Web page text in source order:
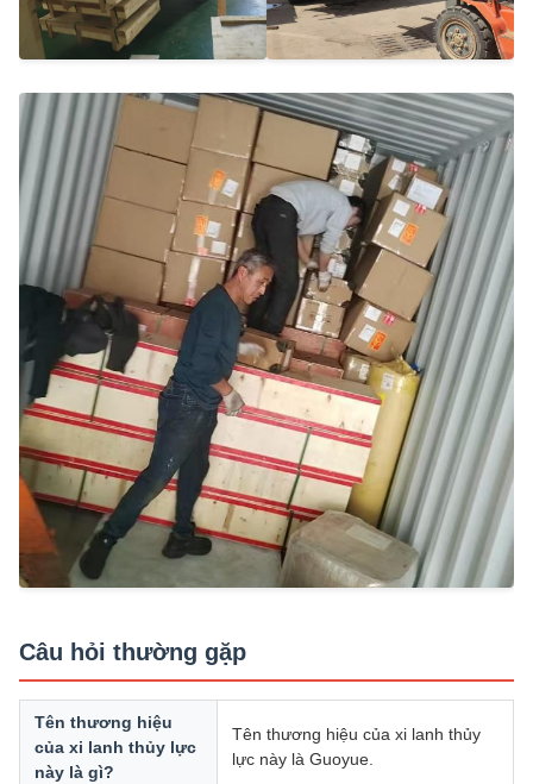
Câu hỏi thường gặp
Tên thương hiệu
của xi lanh thủy lực
này là gì?
Tên thương hiệu của xi lanh thủy
lực này là Guoyue.